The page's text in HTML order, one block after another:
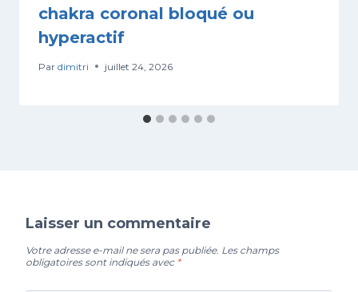
chakra coronal bloqué ou
hyperactif
Par dimitri juillet 24, 2026
Laisser un commentaire
Votre adresse e-mail ne sera pas publiée. Les champs
obligatoires sont indiqués avec *